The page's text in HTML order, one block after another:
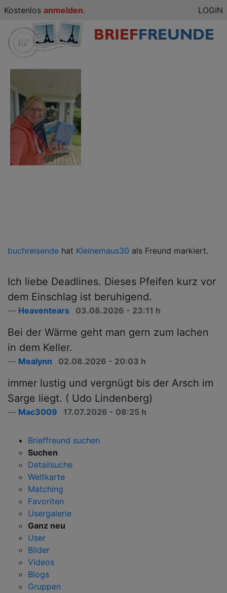
Kostenlos anmelden. LOGIN
rene90hatLeoSportals Freund markiert.
Ich liebe Deadlines. Dieses Pfeifen kurz vor
dem Einschlag ist beruhigend.
Heaventears 03.08.2026 - 23:11 h
Bei der Wärme geht man gern zum lachen
in dem Keller.
Mealynn 02.08.2026 - 20:03 h
immer lustig und vergnügt bis der Arsch im
Sarge liegt. ( Udo Lindenberg)
Mac3009 17.07.2026 - 08:25 h
Brieffreund suchen
Suchen
Detailsuche
Weltkarte
Matching
Favoriten
Usergalerie
Ganz neu
User
Bilder
Videos
Blogs
Gruppen